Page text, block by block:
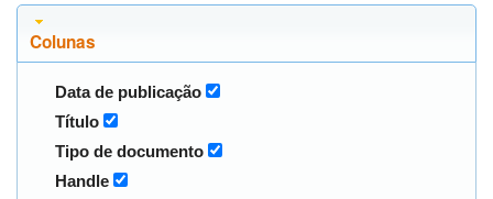
Colunas
Data de publicação
Título
Tipo de documento
Handle